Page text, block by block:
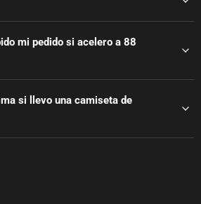
mi pedido si acelero a 88
si llevo una camiseta de